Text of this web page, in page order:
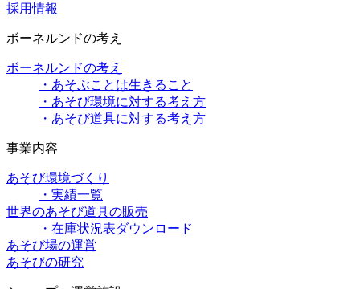
採用情報
ボーネルンドの考え
ボーネルンドの考え
・あそぶことは生きること
・あそび環境に対する考え方
・あそび道具に対する考え方
事業内容
あそび環境づくり
・実績一覧
世界のあそび道具の販売
・在庫状況表ダウンロード
あそび場の運営
あそびの研究